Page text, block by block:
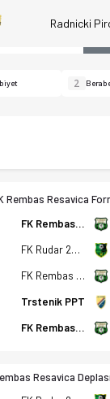
puan
Radnicki
2
Rembas Resavica
FK Rembas Resavica
FK Rudar 2016 Aleksinački Rudnik
FK Rembas Resavica
Trstenik PPT
FK Rembas Resavica
Resavica